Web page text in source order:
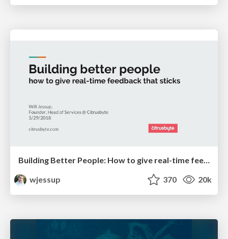
Building Better People: How to give real-time feedback that sticks.
wjessup
370 20k